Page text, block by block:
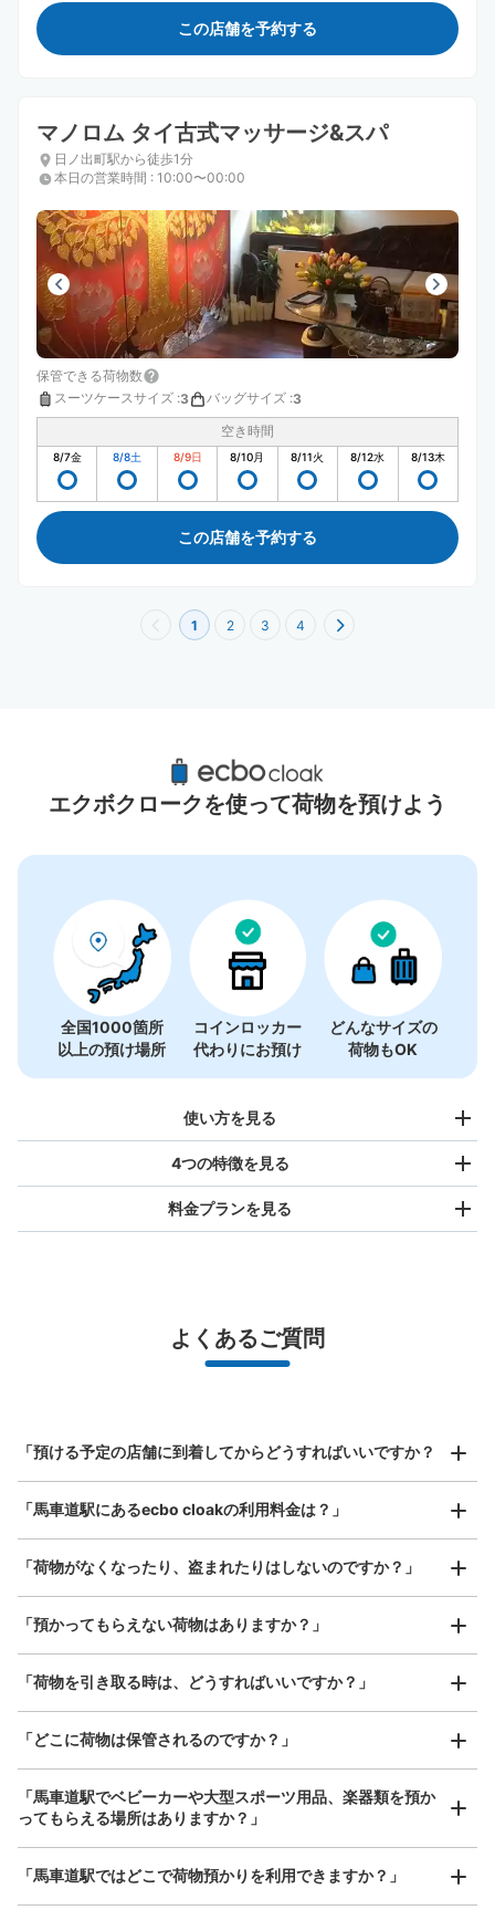
この店舗を予約する
マノロム タイ古式マッサージ&スパ
日ノ出町駅から徒歩1分
本日の営業時間 : 10:00〜00:00
保管できる荷物数
スーツケースサイズ :3 バッグサイズ :3
空き時間
8/7金 8/8土 8/9日 8/10月 8/11火 8/12水 8/13木
この店舗を予約する
1 2 3 4
馬車道駅周辺のおすすめコインロッカー
25件
保管できる荷物数
中:6/ ¥500小:20/ ¥400
支払い方法
現金
エクボクロークを使って荷物を預けよう
全国1000箇所
以上の預け場所
コインロッカー
代わりにお預け
どんなサイズの
荷物もOK
使い方を見る
スマホからお店と日時を
指定して事前予約
お店で荷物の写真を
4つの特徴を見る
全国1,000箇所以上と提携
好立地 / 好条件店舗も多数
料金プランを見る
最大辺が45cm未満の大きさのお荷物（リュック、ハンド
バッグ、お手荷物など）
¥800/ 日
器、ベビーカーなど）
よくあるご質問
「預ける予定の店舗に到着してからどうすればいいですか？
「馬車道駅にあるecbo cloakの利用料金は？」
「荷物がなくなったり、盗まれたりはしないのですか？」
「預かってもらえない荷物はありますか？」
「荷物を引き取る時は、どうすればいいですか？」
「どこに荷物は保管されるのですか？」
「馬車道駅でベビーカーや大型スポーツ用品、楽器類を預か
ってもらえる場所はありますか？」
「馬車道駅ではどこで荷物預かりを利用できますか？」